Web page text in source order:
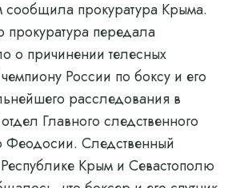
сообщила прокуратура Крыма.
прокуратура передала
о причинении телесных
России по боксу и его
расследования в
Главного следственного
Феодосии. Следственный
Крым и Севастополю